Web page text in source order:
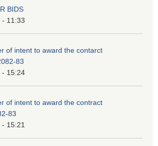
BIDS
- 11:33
of intent to award the contarct
83
- 15:24
of intent to award the contract
83
15:21